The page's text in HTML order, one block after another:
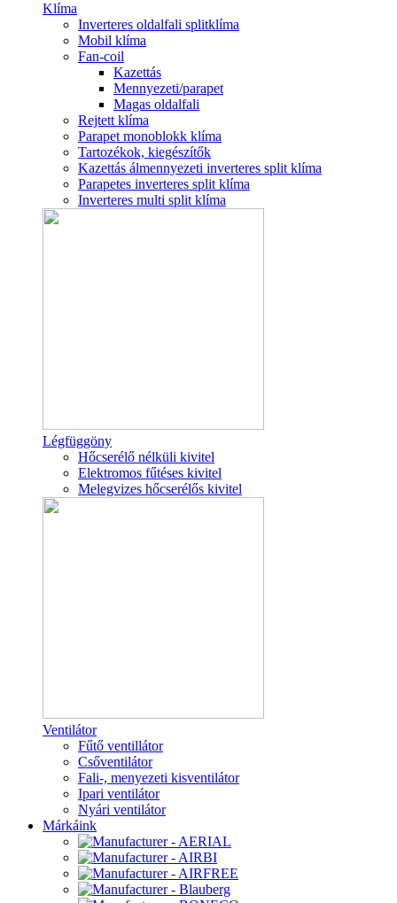
Klíma
Inverteres oldalfali splitklíma
Mobil klíma
Fan-coil
Kazettás
Mennyezeti/parapet
Magas oldalfali
Rejtett klíma
Parapet monoblokk klíma
Tartozékok, kiegészítők
Kazettás álmennyezeti inverteres split klíma
Parapetes inverteres split klíma
Inverteres multi split klíma
Légfüggöny
Hőcserélő nélküli kivitel
Elektromos fűtéses kivitel
Melegvizes hőcserélős kivitel
Ventilátor
Fűtő ventillátor
Csőventilátor
Fali-, menyezeti kisventilátor
Ipari ventilátor
Nyári ventilátor
Márkáink